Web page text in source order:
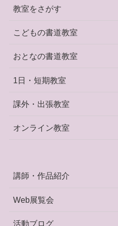
教室をさがす
こどもの書道教室
おとなの書道教室
1日・短期教室
課外・出張教室
オンライン教室
講師・作品紹介
Web展覧会
活動ブログ